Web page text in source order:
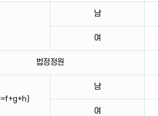
남
여
법정정원
남
여